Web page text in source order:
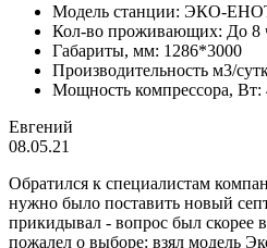
Модель станции: ЭКО-
Кол-во проживающих: До 8
Габариты, мм: 1286*3000
Производительность м3/
Мощность компрессора, Вт:
Евгений
08.05.21
Обратился к специалистам
нужно было поставить новый
прикидывал - вопрос был скорее
пожалел о выборе: взял модель